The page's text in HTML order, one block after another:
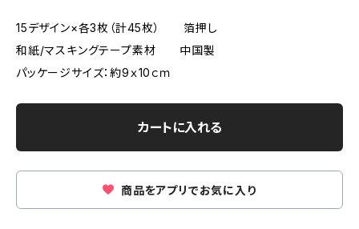
15デザイン×各3枚（計45枚） 箔押し
和紙/マスキングテープ素材 中国製
パッケージサイズ：約9ｘ10ｃｍ
カートに入れる
商品をアプリでお気に入り